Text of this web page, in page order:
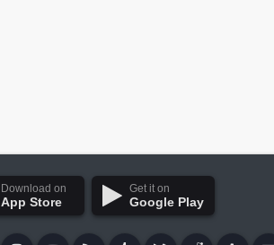
Download on
App Store
Get it on
Google Play